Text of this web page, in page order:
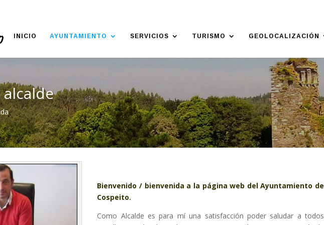
INICIO AYUNTAMIENTO SERVICIOS TURISMO GEOLOCALIZACIÓN
Bienvenido / bienvenida a la página web del Ayuntamiento de
Cospeito.
Como Alcalde es para mí una satisfacción poder saludar a todos